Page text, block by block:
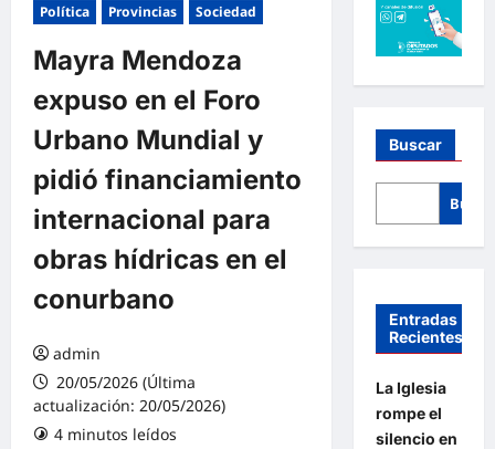
Política
Provincias Sociedad
Mayra Mendoza
expuso en el Foro
Urbano Mundial y
pidió financiamiento
internacional para
obras hídricas en el
conurbano
admin
20/05/2026 (Última
actualización: 20/05/2026)
4 minutos leídos
Buscar
Entradas
Recientes
La Iglesia
rompe el
silencio en